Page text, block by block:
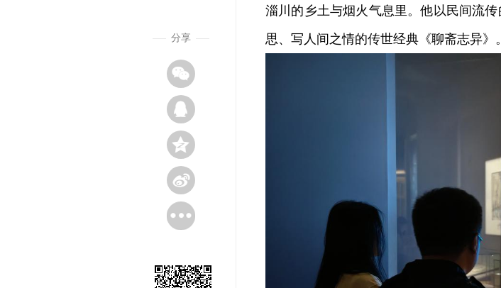
分享
淄川的乡土与烟火气息里。他以民间流
思、写人间之情的传世经典《聊斋志异》。